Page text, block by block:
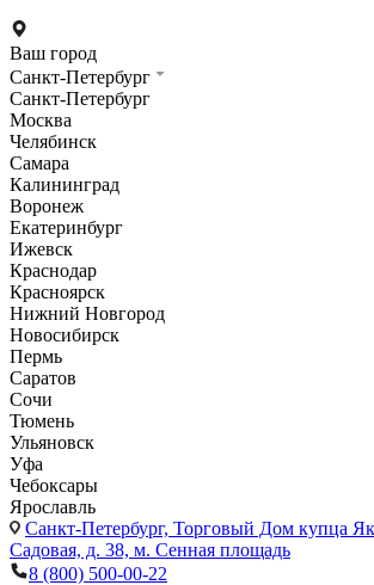
Ваш город
Санкт-Петербург
Санкт-Петербург
Москва
Челябинск
Самара
Калининград
Воронеж
Екатеринбург
Ижевск
Краснодар
Красноярск
Нижний Новгород
Новосибирск
Пермь
Саратов
Сочи
Тюмень
Ульяновск
Уфа
Чебоксары
Ярославль
Санкт-Петербург, Торговый Дом купца
Садовая, д. 38, м. Сенная площадь
8 (800) 500-00-22